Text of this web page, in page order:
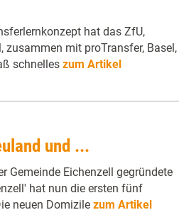
hat das ZfU,
mit proTransfer, Basel,
schnelles zum Artikel
und ...
Gemeinde Eichenzell gegründete
hat nun die ersten fünf
neuen Domizile zum Artikel